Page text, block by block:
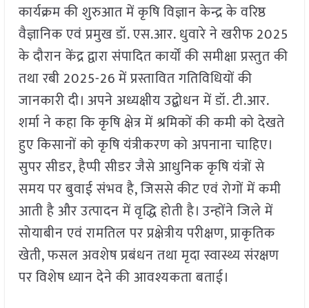
कार्यक्रम की शुरुआत में कृषि विज्ञान केन्द्र के वरिष्ठ
वैज्ञानिक एवं प्रमुख डॉ. एस.आर. धुवारे ने खरीफ 2025
के दौरान केंद्र द्वारा संपादित कार्यों की समीक्षा प्रस्तुत की
तथा रबी 2025-26 में प्रस्तावित गतिविधियों की
जानकारी दी। अपने अध्यक्षीय उद्बोधन में डॉ. टी.आर.
शर्मा ने कहा कि कृषि क्षेत्र में श्रमिकों की कमी को देखते
हुए किसानों को कृषि यंत्रीकरण को अपनाना चाहिए।
सुपर सीडर, हैप्पी सीडर जैसे आधुनिक कृषि यंत्रों से
समय पर बुवाई संभव है, जिससे कीट एवं रोगों में कमी
आती है और उत्पादन में वृद्धि होती है। उन्होंने जिले में
सोयाबीन एवं रामतिल पर प्रक्षेत्रीय परीक्षण, प्राकृतिक
खेती, फसल अवशेष प्रबंधन तथा मृदा स्वास्थ्य संरक्षण
पर विशेष ध्यान देने की आवश्यकता बताई।